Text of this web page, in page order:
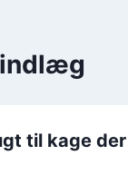
til kage der